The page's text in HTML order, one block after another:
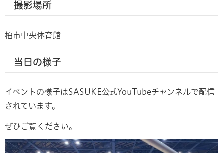
撮影場所
柏市中央体育館
当日の様子
イベントの様子は​​SASUKE公式YouTubeチャンネルで配信
されています。
ぜひご覧ください。